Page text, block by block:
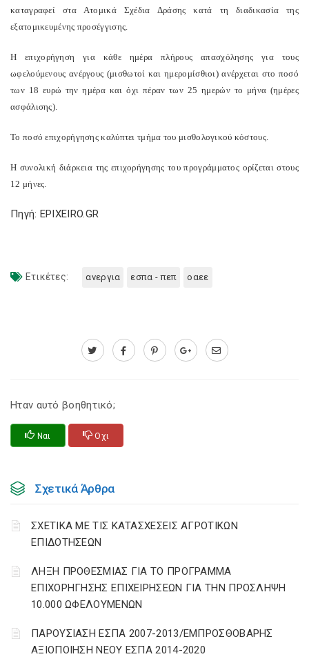
καταγραφεί στα Ατομικά Σχέδια Δράσης κατά τη διαδικασία της
εξατομικευμένης προσέγγισης.
Η επιχορήγηση για κάθε ημέρα πλήρους απασχόλησης για τους
ωφελούμενους ανέργους (μισθωτοί και ημερομίσθιοι) ανέρχεται στο ποσό
των 18 ευρώ την ημέρα και όχι πέραν των 25 ημερών το μήνα (ημέρες
ασφάλισης).
Το ποσό επιχορήγησης καλύπτει τμήμα του μισθολογικού κόστους.
Η συνολική διάρκεια της επιχορήγησης του προγράμματος ορίζεται στους
12 μήνες.
Πηγή: EPIXEIRO.GR
Ετικέτες: ανεργια εσπα - πεπ οαεε
Ηταν αυτό βοηθητικό;
Ναι Οχι
Σχετικά Άρθρα
ΣΧΕΤΙΚΑ ΜΕ ΤΙΣ ΚΑΤΑΣΧΕΣΕΙΣ ΑΓΡΟΤΙΚΩΝ
ΕΠΙΔΟΤΗΣΕΩΝ
ΛΗΞΗ ΠΡΟΘΕΣΜΙΑΣ ΓΙΑ ΤΟ ΠΡΟΓΡΑΜΜΑ
ΕΠΙΧΟΡΗΓΗΣΗΣ ΕΠΙΧΕΙΡΗΣΕΩΝ ΓΙΑ ΤΗΝ ΠΡΟΣΛΗΨΗ
10.000 ΩΦΕΛΟΥΜΕΝΩΝ
ΠΑΡΟΥΣΙΑΣΗ ΕΣΠΑ 2007-2013/ΕΜΠΡΟΣΘΟΒΑΡΗΣ
ΑΞΙΟΠΟΙΗΣΗ ΝΕΟΥ ΕΣΠΑ 2014-2020